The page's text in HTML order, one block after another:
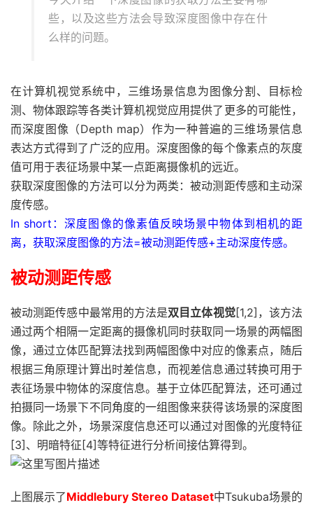
些，以及这些方法会导致深度图像中存在什
么样的问题。
在计算机视觉系统中，三维场景信息为图像分割、目标检
测、物体跟踪等各类计算机视觉应用提供了更多的可能性，
而深度图像（Depth map）作为一种普遍的三维场景信息
表达方式得到了广泛的应用。深度图像的每个像素点的灰度
值可用于表征场景中某一点距离摄像机的远近。
获取深度图像的方法可以分为两类：被动测距传感和主动深
度传感。
In short：深度图像的像素值反映场景中物体到相机的距
离，获取深度图像的方法=被动测距传感+主动深度传感。
被动测距传感
被动测距传感中最常用的方法是双目立体视觉[1,2]，该方法
通过两个相隔一定距离的摄像机同时获取同一场景的两幅图
像，通过立体匹配算法找到两幅图像中对应的像素点，随后
根据三角原理计算出时差信息，而视差信息通过转换可用于
表征场景中物体的深度信息。基于立体匹配算法，还可通过
拍摄同一场景下不同角度的一组图像来获得该场景的深度图
像。除此之外，场景深度信息还可以通过对图像的光度特征
[3]、明暗特征[4]等特征进行分析间接估算得到。
上图展示了Middlebury Stereo Dataset中Tsukuba场景的